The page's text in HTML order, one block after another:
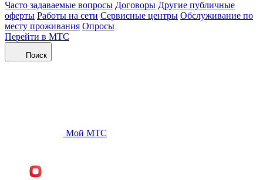
Часто задаваемые вопросы Договоры Другие публичные
оферты Работы на сети Сервисные центры Обслуживание по
месту проживания Опросы
Перейти в МТС
Поиск
Мой МТС